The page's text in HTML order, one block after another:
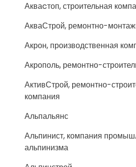
Акваcтоп, строительная
АкваСтрой, ремонтно-
Акрон, производственная
Акрополь, ремонтно-
АктивСтрой, ремонтно-
компания
Альпальянс
Альпинист, компания
альпинизма